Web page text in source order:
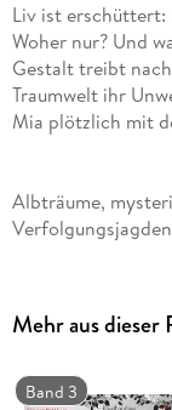
Liv ist erschüttert:
Woher nur? Und
Gestalt treibt
Traumwelt ihr
Mia plötzlich mit
Albträume,
Patchworkfamilie
herumschlagen.
gibt, die noch
tagsüber als auch
Mehr aus dieser
Band 3